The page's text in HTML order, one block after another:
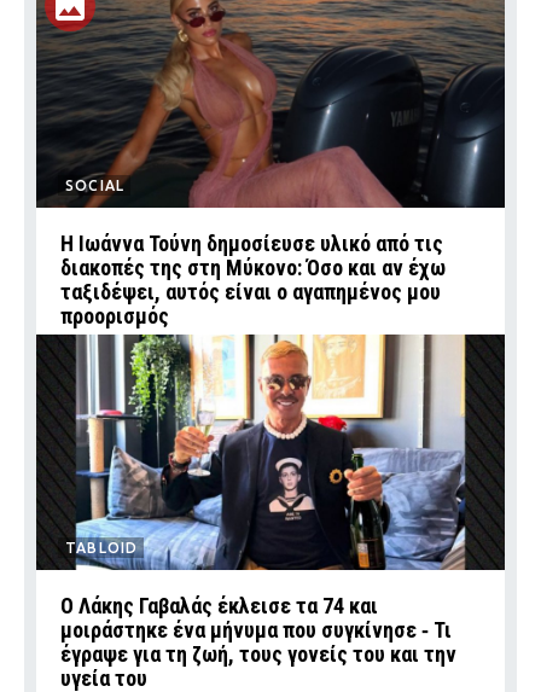
SOCIAL
Η Ιωάννα Τούνη δημοσίευσε υλικό από τις
διακοπές της στη Μύκονο: Όσο και αν έχω
ταξιδέψει, αυτός είναι ο αγαπημένος μου
προορισμός
TABLOID
Ο Λάκης Γαβαλάς έκλεισε τα 74 και
μοιράστηκε ένα μήνυμα που συγκίνησε ‑ Τι
έγραψε για τη ζωή, τους γονείς του και την
υγεία του